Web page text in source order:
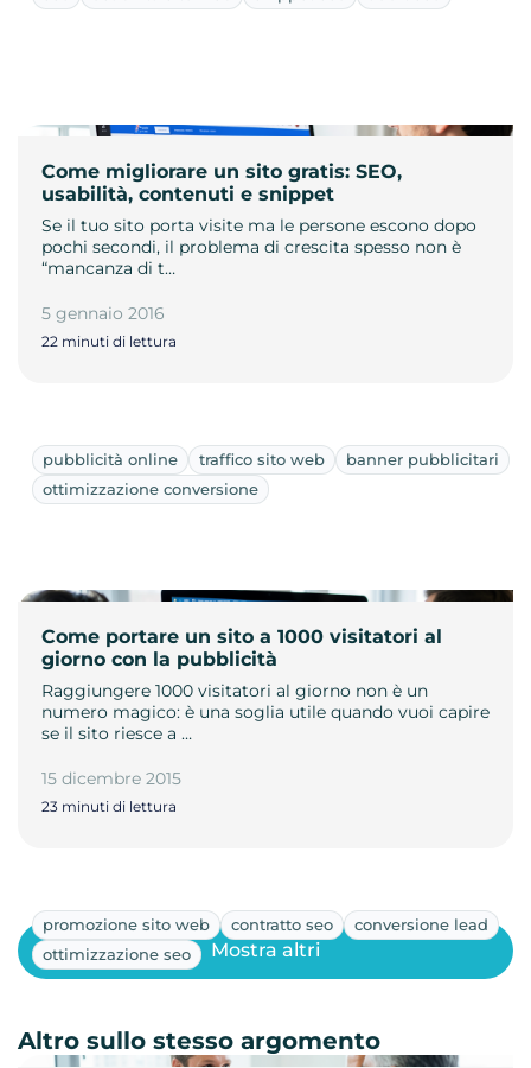
Come migliorare un sito gratis: SEO,
usabilità, contenuti e snippet
Se il tuo sito porta visite ma le persone escono dopo
pochi secondi, il problema di crescita spesso non è
“mancanza di t…
5 gennaio 2016
22 minuti di lettura
pubblicità online traffico sito web
banner pubblicitari
ottimizzazione conversione
Come portare un sito a 1000 visitatori al
giorno con la pubblicità
Raggiungere 1000 visitatori al giorno non è un
numero magico: è una soglia utile quando vuoi capire
se il sito riesce a …
15 dicembre 2015
23 minuti di lettura
promozione sito web contratto seo
conversione lead
ottimizzazione seo
Mostra altri
Altro sullo stesso argomento